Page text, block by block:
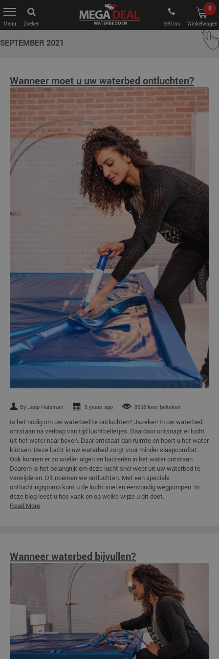
Zoeken Bel Ons
0
Winkelwagen
SEPTEMBER 2021
Wanneer moet u uw waterbed ontluchten?
By Jaap Huisman 5 years ago 8558 keer bekeken
Is het nodig om uw waterbed te ontluchten? Jazeker! In uw waterbed
ontstaan na verloop van tijd luchtbelletjes. Daardoor ontsnapt er lucht
uit het water naar boven. Daar ontstaat dan ruimte en hoort u het water
klotsen. Deze lucht in uw waterbed zorgt voor minder slaapcomfort.
Ook kunnen er zo sneller algen en bacteriën in het water ontstaan.
Daarom is het belangrijk om deze lucht snel weer uit uw waterbed te
verwijderen. Dit noemen we ontluchten. Met een speciale
ontluchtingspomp kunt u de lucht snel en eenvoudig wegpompen. In
deze blog leest u hoe vaak en op welke wijze u dit doet.
Read More
Wanneer waterbed bijvullen?